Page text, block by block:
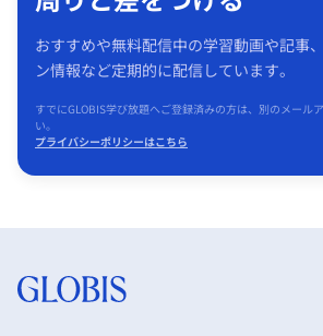
おすすめや無料配信中の学習動画や記事
ン情報など定期的に配信しています。
すでにGLOBIS学び放題へご登録済みの方は、別のメール
い。
プライバシーポリシーはこちら